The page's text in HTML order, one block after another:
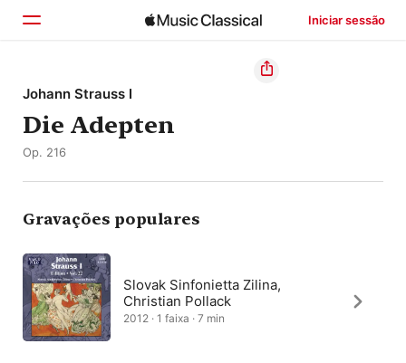
Iniciar sessão
Início
Explorar
Johann Strauss I
Die Adepten
Op. 216
Gravações populares
Slovak Sinfonietta Zilina,
Christian Pollack
2012 · 1 faixa · 7 min